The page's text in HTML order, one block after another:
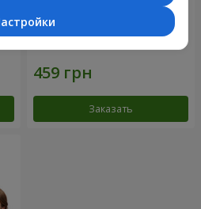
Коллекция шариков "I love
Заказать